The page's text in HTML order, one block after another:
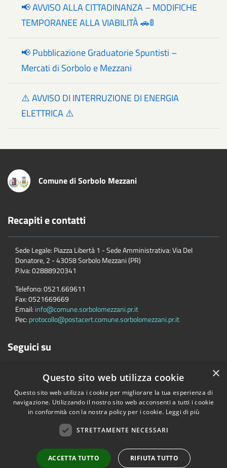
📢 AVVISO ALLA CITTADINANZA – MODIFICHE
TEMPORANEE ALLA VIABILITÀ 🚗🚦
📢 Pubblicazione Graduatorie Spuntisti –
Mercati di Sorbolo e Mezzani
⚠️ AVVISO DI INTERRUZIONE DI ENERGIA
ELETTRICA ⚠️
Comune di Sorbolo Mezzani
Recapiti e contatti
Sede Legale: Piazza Libertà 1 - Sede Amministrativa: Via Del
Donatore, 2 - 43058 Sorbolo Mezzani (PR)
P.Iva:02888920341
Telefono:0521.669611
Fax:0521669669
Email: info@comune.sorbolomezzani.pr.it
Pec: protocollo@postacert.comune.sorbolomezzani.pr.it
Seguici su
Accessibilità
Municipium
•Accesso redazione
×
Questo sito web utilizza cookie
Questo sito web utilizza i cookie per migliorare la tua esperienza di
navigazione. Utilizzando il nostro sito web acconsenti a tutti i cookie
in conformità con la nostra policy per i cookie. Leggi di più
STRETTAMENTE NECESSARI
ACCETTA TUTTO RIFIUTA TUTTO